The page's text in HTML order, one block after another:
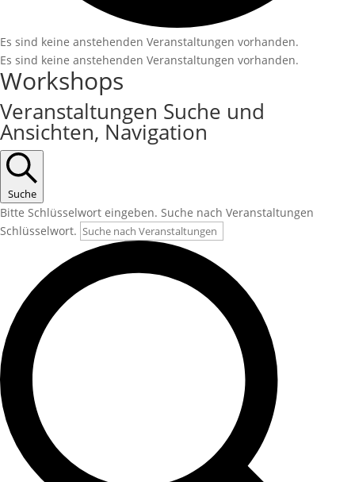
Es sind keine anstehenden Veranstaltungen vorhanden.
Es sind keine anstehenden Veranstaltungen vorhanden.
Workshops
Veranstaltungen Suche und
Ansichten, Navigation
Suche
Bitte Schlüsselwort eingeben. Suche nach Veranstaltungen
Schlüsselwort.